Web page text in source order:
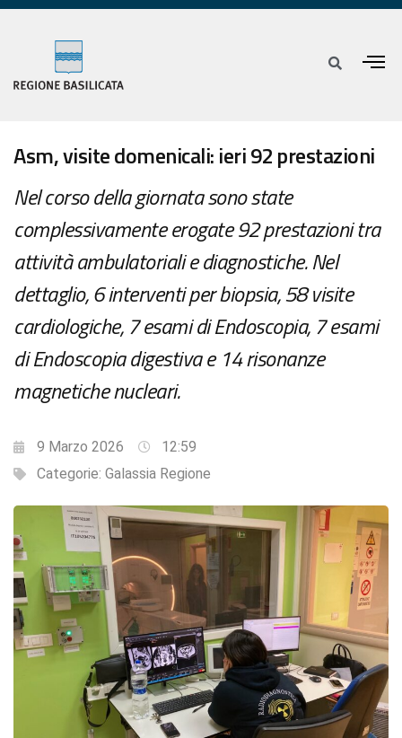
Asm, visite domenicali: ieri 92 prestazioni
Nel corso della giornata sono state
complessivamente erogate 92 prestazioni tra
attività ambulatoriali e diagnostiche. Nel
dettaglio, 6 interventi per biopsia, 58 visite
cardiologiche, 7 esami di Endoscopia, 7 esami
di Endoscopia digestiva e 14 risonanze
magnetiche nucleari.
9 Marzo 2026
12:59
Categorie: Galassia Regione